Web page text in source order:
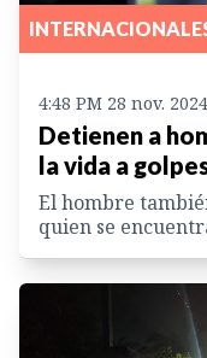
4:48 PM 28 nov. 2024
Detienen a
la vida a
El hombre
quien se